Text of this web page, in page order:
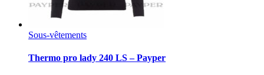
Sous-vêtements
Thermo pro lady 240 LS – Payper